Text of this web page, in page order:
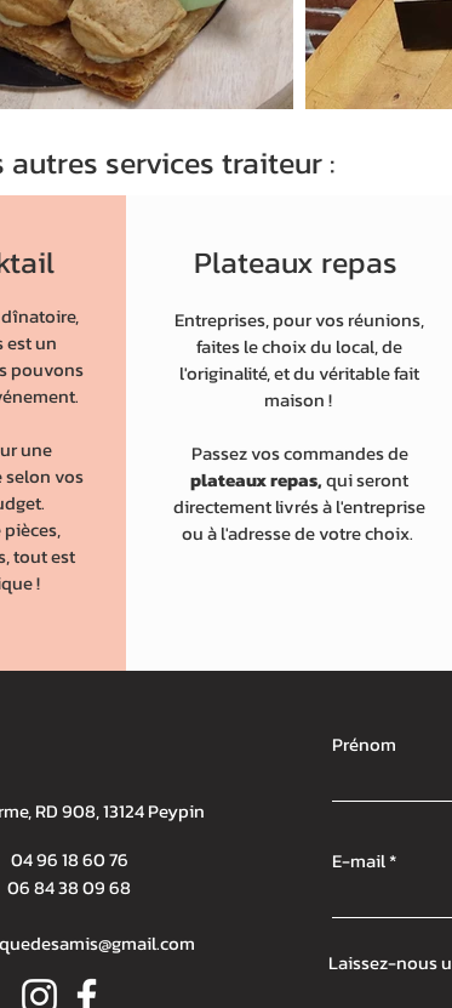
autres services traiteur :
est un
pouvons
une
vos
tout est
!
Plateaux repas
Entreprises, pour vos réunions,
faites le choix du local, de
l'originalité, et du véritable fait
maison !
Passez vos commandes de
plateaux repas,qui seront
directement livrés à l'entreprise
ou à l'adresse de votre choix.
RD 908, 13124 Peypin
04 96 18 60 76
06 84 38 09 68
Prénom
E-mail
Laissez-nous